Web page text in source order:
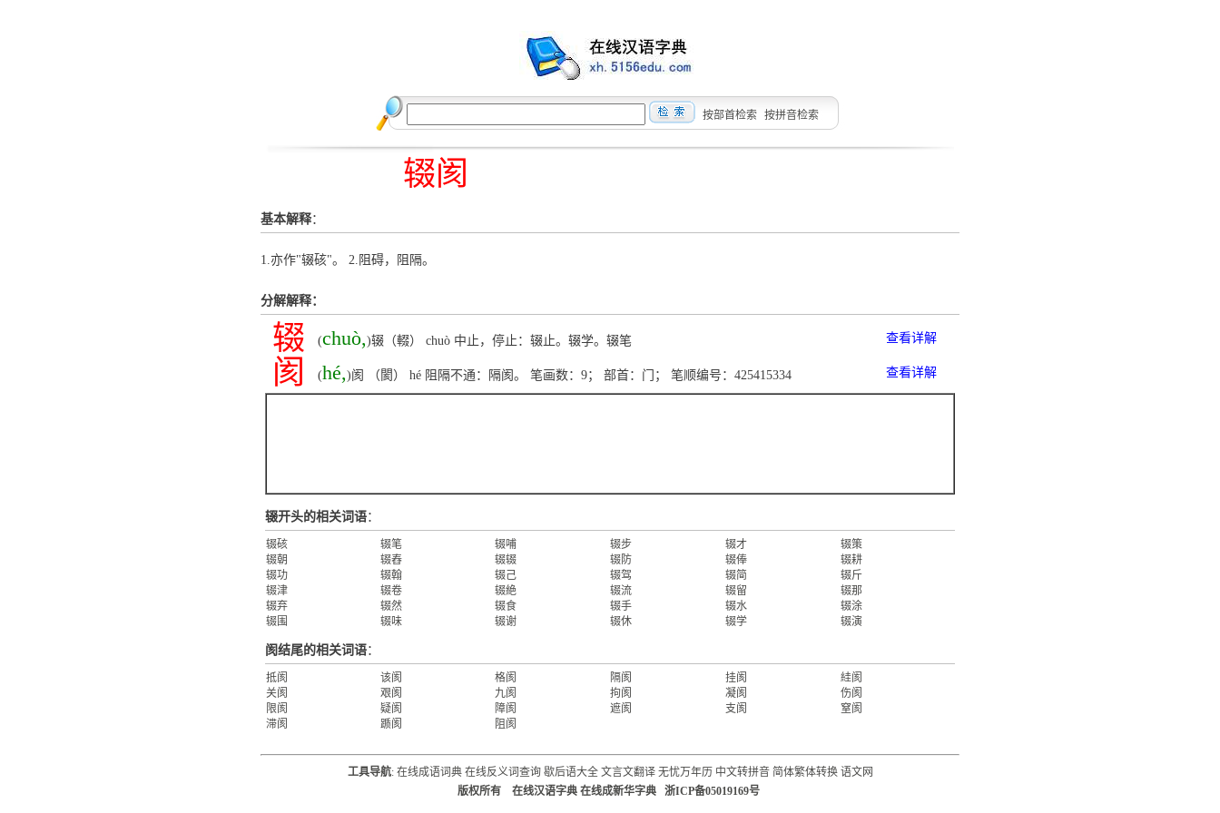
按部首检索 按拼音检索
辍阂
基本解释：
1.亦作"辍硋"。 2.阻碍，阻隔。
分解解释：
辍 (chuò,)辍（輟） chuò 中止，停止：辍止。辍学。辍笔 查看详解
阂 (hé,)阂 （閡） hé 阻隔不通：隔阂。 笔画数：9； 部首：门； 笔顺编号：425415334 查看详解
辍开头的相关词语：
辍硋 辍笔 辍哺 辍步 辍才
辍策
辍朝
辍舂 辍辍 辍防 辍俸
辍耕
辍功
辍翰 辍己 辍驾 辍简
辍斤
辍津
辍卷 辍絶 辍流 辍留
辍那
辍弃
辍然 辍食 辍手 辍水
辍涂
辍围
辍味 辍谢 辍休 辍学 辍演
阂结尾的相关词语：
抵阂 该阂 格阂 隔阂 挂阂
絓阂
关阂
艰阂 九阂 拘阂 凝阂
伤阂
限阂
疑阂 障阂 遮阂 支阂
窒阂
滞阂
踬阂 阻阂
工具导航: 在线成语词典 在线反义词查询 歇后语大全 文言文翻译 无忧万年历 中文转拼音 简体繁体转换 语文网
版权所有 在线汉语字典 在线成新华字典 浙ICP备05019169号